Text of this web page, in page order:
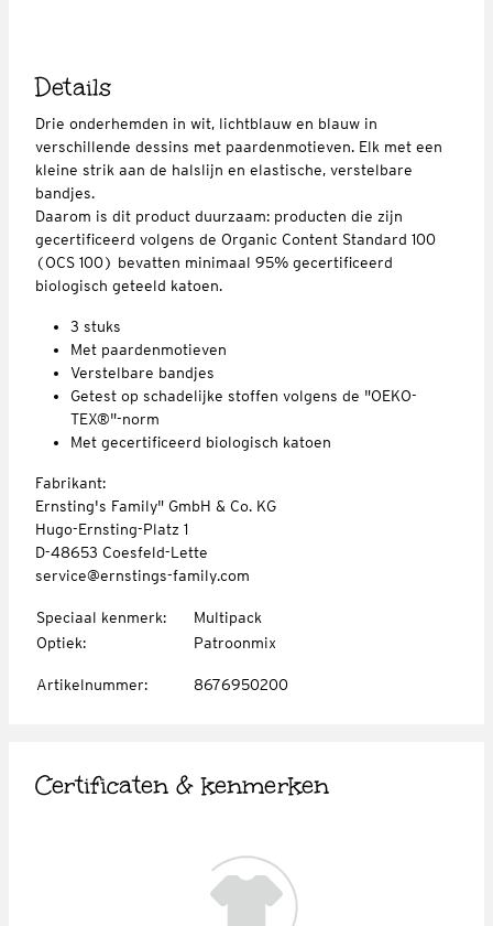
Details
Drie onderhemden in wit, lichtblauw en blauw in
verschillende dessins met paardenmotieven. Elk met een
kleine strik aan de halslijn en elastische, verstelbare
bandjes.
Daarom is dit product duurzaam: producten die zijn
gecertificeerd volgens de Organic Content Standard 100
(OCS 100) bevatten minimaal 95% gecertificeerd
biologisch geteeld katoen.
3 stuks
Met paardenmotieven
Verstelbare bandjes
Getest op schadelijke stoffen volgens de "OEKO-
TEX®"-norm
Met gecertificeerd biologisch katoen
Fabrikant:
Ernsting's Family" GmbH & Co. KG
Hugo-Ernsting-Platz 1
D-48653 Coesfeld-Lette
service@ernstings-family.com
Speciaal kenmerk:
Multipack
Optiek: Patroonmix
Artikelnummer: 8676950200
Certificaten & kenmerken